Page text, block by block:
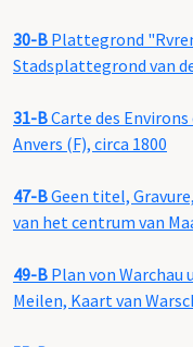
30-B Plattegrond
Stadsplattegrond van
31-BCarte des
Anvers (F), circa 1800
47-BGeen titel,
van het centrum van
49-B Plan von Warchau
Meilen, Kaart van